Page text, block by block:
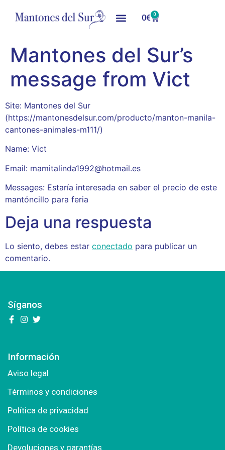
0€ 0
Mantones del Sur’s
message from Vict
Site: Mantones del Sur
(https://mantonesdelsur.com/producto/manton-manila-
cantones-animales-m111/)
Name: Vict
Email: mamitalinda1992@hotmail.es
Messages: Estaría interesada en saber el precio de este
mantóncillo para feria
Deja una respuesta
Lo siento, debes estar conectado para publicar un
comentario.
Síganos
Información
Aviso legal
Términos y condiciones
Política de privacidad
Política de cookies
Devoluciones y garantías